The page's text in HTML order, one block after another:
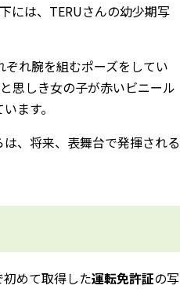
には、TERUさんの幼少期写
れ腕を組むポーズをしてい
思しき女の子が赤いビニール
ます。
、将来、表舞台で発揮される
めて取得した運転免許証の写